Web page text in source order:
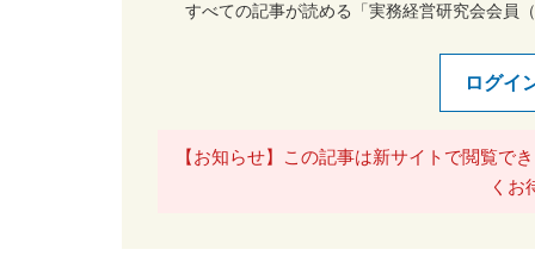
すべての記事が読める「実務経営研究会会員
ログイ
【お知らせ】この記事は新サイトで閲覧で
くお